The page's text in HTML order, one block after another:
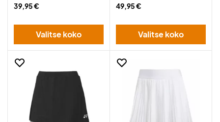
39,95 €
Valitse koko
49,95 €
Valitse koko